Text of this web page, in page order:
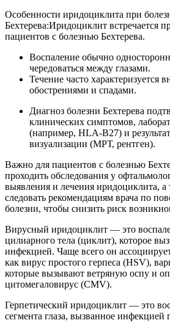
Особенности иридоциклита при
Бехтерева:Иридоциклит встречается
пациентов с болезнью Бехтерева.
Воспаление обычно
чередоваться между глазами.
Течение часто характеризуется
обострениями и спадами.
Диагноз болезни Бехтерева
клинических симптомов,
(например, HLA-B27) и
визуализации (МРТ, рентген).
Важно для пациентов с болезнью
проходить обследования у
выявления и лечения иридоциклита, а
следовать рекомендациям врача по
болезни, чтобы снизить риск
Вирусный иридоциклит — это
цилиарного тела (циклит), которое
инфекцией. Чаще всего он
как вирус простого герпеса (HSV),
которые вызывают ветряную оспу и
цитомегаловирус (CMV).
Герпетический иридоциклит — это
сегмента глаза, вызванное инфекцией